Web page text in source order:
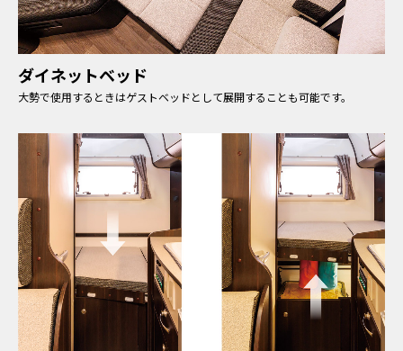
ダイネットベッド
大勢で使用するときはゲストベッドとして展開することも可能です。